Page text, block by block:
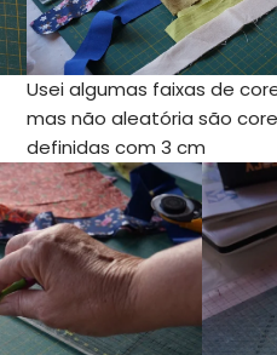
Usei algumas faixas de
mas não aleatória são
definidas com 3 cm